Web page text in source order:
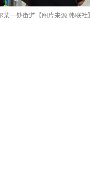
某一处街道【图片来源 韩联社】